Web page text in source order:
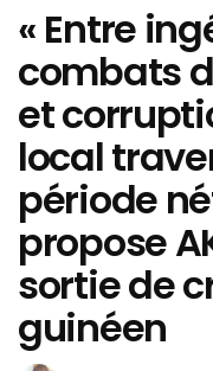
« Entre
combats
et
local
période
propose
sortie de
guinéen